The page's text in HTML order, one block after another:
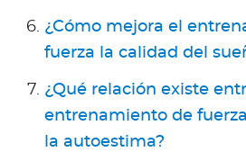
¿Cómo mejora el
fuerza la calidad del
¿Qué relación existe
entrenamiento de
la autoestima?